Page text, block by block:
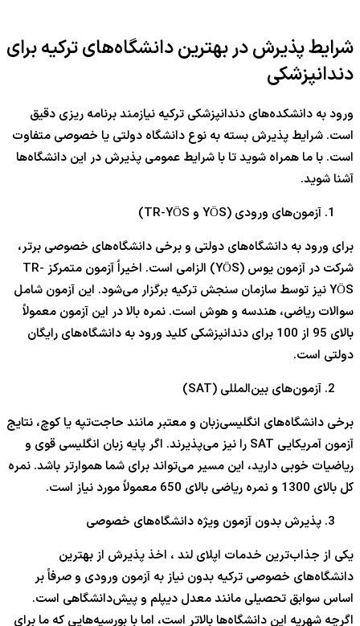
شرایط پذیرش در بهترین دانشگاه‌های ترکیه برای
دندانپزشکی
ورود به دانشکده‌های دندانپزشکی ترکیه نیازمند برنامه ریزی دقیق
است. شرایط پذیرش بسته به نوع دانشگاه دولتی یا خصوصی متفاوت
است. با ما همراه شوید تا با شرایط عمومی پذیرش در این دانشگاه‌ها
آشنا شوید.
آزمون‌های ورودی (YÖS و TR-YÖS)
برای ورود به دانشگاه‌های دولتی و برخی دانشگاه‌های خصوصی برتر،
شرکت در آزمون یوس (YÖS) الزامی است. اخیراً آزمون متمرکز TR-
YÖS نیز توسط سازمان سنجش ترکیه برگزار می‌شود. این آزمون شامل
سوالات ریاضی، هندسه و هوش است. نمره بالا در این آزمون معمولاً
بالای 95 از 100 برای دندانپزشکی کلید ورود به دانشگاه‌های رایگان
دولتی است.
آزمون‌های بین‌المللی (SAT)
برخی دانشگاه‌های انگلیسی‌زبان و معتبر مانند حاجت‌تپه یا کوچ، نتایج
آزمون آمریکایی SAT را نیز می‌پذیرند. اگر پایه زبان انگلیسی قوی و
ریاضیات خوبی دارید، این مسیر می‌تواند برای شما هموارتر باشد. نمره
کل بالای 1300 و نمره ریاضی بالای 650 معمولاً مورد نیاز است.
پذیرش بدون آزمون ویژه دانشگاه‌های خصوصی
یکی از جذاب‌ترین خدمات اپلای لند ، اخذ پذیرش از بهترین
دانشگاه‌های خصوصی ترکیه بدون نیاز به آزمون ورودی و صرفاً بر
اساس سوابق تحصیلی مانند معدل دیپلم و پیش‌دانشگاهی است.
اگرچه شهریه این دانشگاه‌ها بالاتر است، اما با بورسیه‌هایی که ما برای